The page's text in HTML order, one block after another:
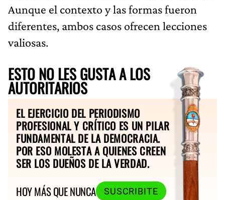
Aunque el contexto y las formas fueron
diferentes, ambos casos ofrecen lecciones
valiosas.
ESTO NO LES GUSTA A LOS
AUTORITARIOS
EL EJERCICIO DEL PERIODISMO
PROFESIONAL Y CRÍTICO ES UN PILAR
FUNDAMENTAL DE LA DEMOCRACIA.
POR ESO MOLESTA A QUIENES CREEN
SER LOS DUEÑOS DE LA VERDAD.
HOY MÁS QUE NUNCA
SUSCRIBITE